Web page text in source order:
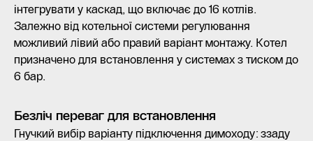
інтегрувати у каскад, що включає до 16 котлів.
Залежно від котельної системи регулювання
можливий лівий або правий варіант монтажу. Котел
призначено для встановлення у системах з тиском до
6 бар.
Безліч переваг для встановлення
Гнучкий вибір варіанту підключення димоходу: ззаду